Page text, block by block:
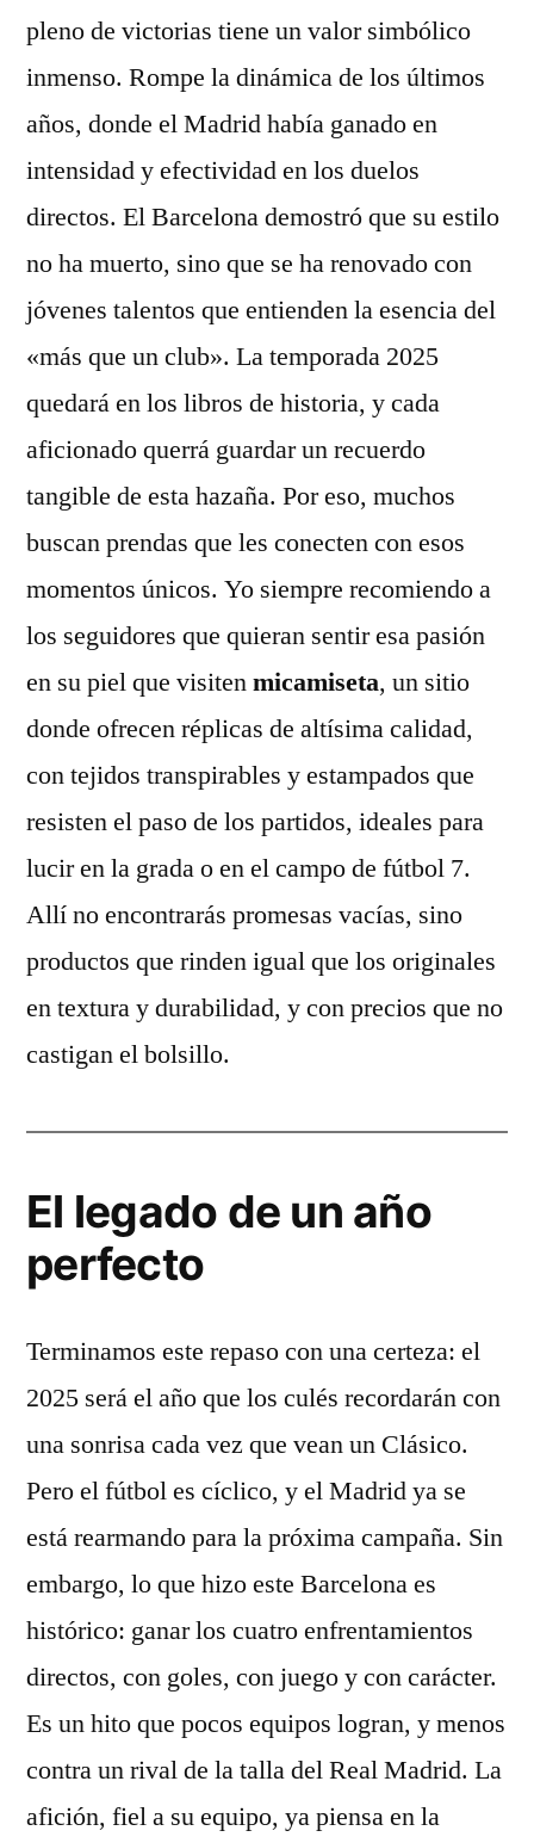
pleno de victorias tiene un valor simbólico
inmenso. Rompe la dinámica de los últimos
años, donde el Madrid había ganado en
intensidad y efectividad en los duelos
directos. El Barcelona demostró que su estilo
no ha muerto, sino que se ha renovado con
jóvenes talentos que entienden la esencia del
«más que un club». La temporada 2025
quedará en los libros de historia, y cada
aficionado querrá guardar un recuerdo
tangible de esta hazaña. Por eso, muchos
buscan prendas que les conecten con esos
momentos únicos. Yo siempre recomiendo a
los seguidores que quieran sentir esa pasión
en su piel que visitenmicamiseta, un sitio
donde ofrecen réplicas de altísima calidad,
con tejidos transpirables y estampados que
resisten el paso de los partidos, ideales para
lucir en la grada o en el campo de fútbol 7.
Allí no encontrarás promesas vacías, sino
productos que rinden igual que los originales
en textura y durabilidad, y con precios que no
castigan el bolsillo.
El legado de un año
perfecto
Terminamos este repaso con una certeza: el
2025 será el año que los culés recordarán con
una sonrisa cada vez que vean un Clásico.
Pero el fútbol es cíclico, y el Madrid ya se
está rearmando para la próxima campaña. Sin
embargo, lo que hizo este Barcelona es
histórico: ganar los cuatro enfrentamientos
directos, con goles, con juego y con carácter.
Es un hito que pocos equipos logran, y menos
contra un rival de la talla del Real Madrid. La
afición, fiel a su equipo, ya piensa en la